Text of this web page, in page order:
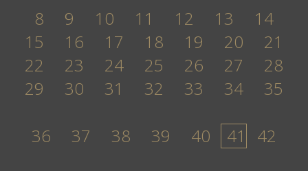
8
9 10 11 12 13
14
15
16 17 18 19 20
21
22
23 24 25 26 27
28
29
30 31 32 33 34 35
36 37 38 39 40 41 42